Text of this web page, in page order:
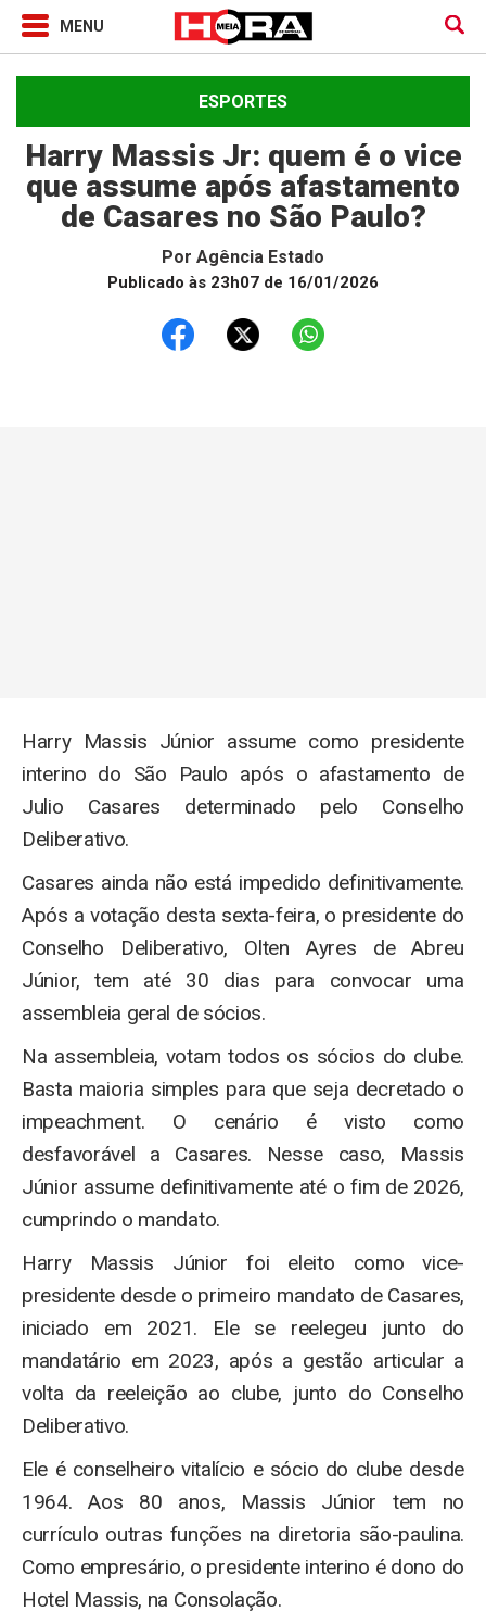
ESPORTES
Harry Massis Jr: quem é o vice
que assume após afastamento
de Casares no São Paulo?
Por Agência Estado
Publicado às 23h07 de 16/01/2026
Harry Massis Júnior assume como presidente
interino do São Paulo após o afastamento de
Julio Casares determinado pelo Conselho
Deliberativo.
Casares ainda não está impedido definitivamente.
Após a votação desta sexta-feira, o presidente do
Conselho Deliberativo, Olten Ayres de Abreu
Júnior, tem até 30 dias para convocar uma
assembleia geral de sócios.
Na assembleia, votam todos os sócios do clube.
Basta maioria simples para que seja decretado o
impeachment. O cenário é visto como
desfavorável a Casares. Nesse caso, Massis
Júnior assume definitivamente até o fim de 2026,
cumprindo o mandato.
Harry Massis Júnior foi eleito como vice-
presidente desde o primeiro mandato de Casares,
iniciado em 2021. Ele se reelegeu junto do
mandatário em 2023, após a gestão articular a
volta da reeleição ao clube, junto do Conselho
Deliberativo.
Ele é conselheiro vitalício e sócio do clube desde
1964. Aos 80 anos, Massis Júnior tem no
currículo outras funções na diretoria são-paulina.
Como empresário, o presidente interino é dono do
Hotel Massis, na Consolação.